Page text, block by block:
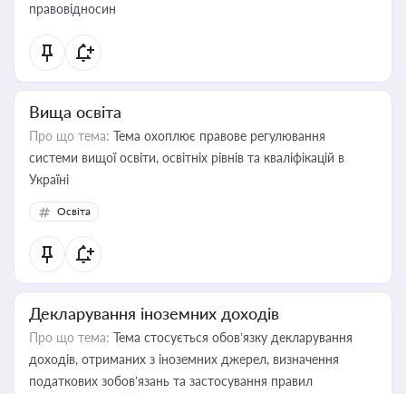
правовідносин
Вища освіта
Про що тема: Тема охоплює правове регулювання
системи вищої освіти, освітніх рівнів та кваліфікацій в
Україні
Освіта
Декларування іноземних доходів
Про що тема: Тема стосується обов’язку декларування
доходів, отриманих з іноземних джерел, визначення
податкових зобов’язань та застосування правил